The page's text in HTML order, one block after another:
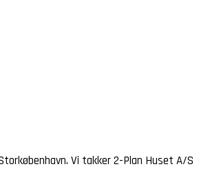
Vi takker 2-Plan Huset A/S